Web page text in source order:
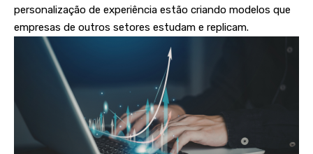
personalização de experiência estão criando modelos que
empresas de outros setores estudam e replicam.